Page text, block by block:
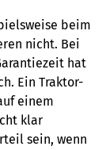
beim
nicht. Bei
hat
Ein Traktor-
einem
klar
sein, wenn